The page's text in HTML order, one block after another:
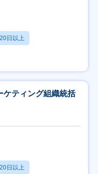
日以上
ケティング組織統括
日以上